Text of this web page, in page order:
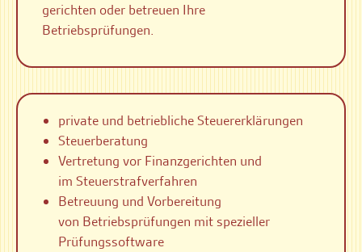
gerichten oder betreuen Ihre
Betriebsprüfungen.
private und betriebliche Steuererklärungen
Steuerberatung
Vertretung vor Finanzgerichten und
im Steuerstrafverfahren
Betreuung und Vorbereitung
von Betriebsprüfungen mit spezieller
Prüfungssoftware